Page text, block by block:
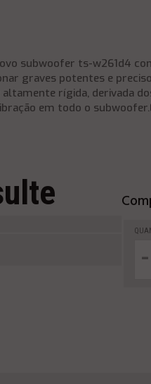
subwoofer ts-w261d4
graves potentes e
rígida, derivada
em todo o
-